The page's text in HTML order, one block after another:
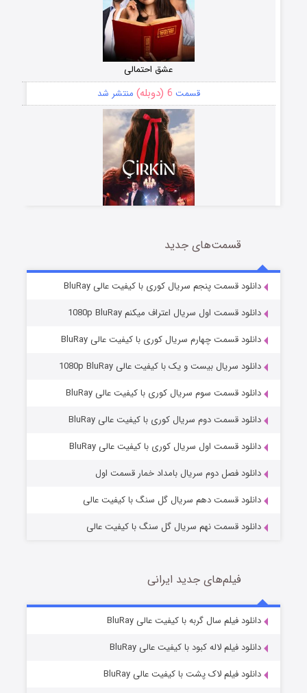
عشق احتمالی
قسمت 6 (دوبله) منتشر شد
سریال زشت
قسمت5 (زیرنویس) منتشر شد
وستی ها
قسمت1 (زیرنویس) منتشر شد
قسمت6 (زیرنویس) منتشر شد
قسمت‌های جدید
دانلود قسمت پنجم سریال کوری با کیفیت عالی BluRay
دانلود قسمت اول سریال اعتراف میکنم 1080p BluRay
دانلود قسمت چهارم سریال کوری با کیفیت عالی BluRay
دانلود سریال بیست و یک با کیفیت عالی 1080p BluRay
دانلود قسمت سوم سریال کوری با کیفیت عالی BluRay
دانلود قسمت دوم سریال کوری با کیفیت عالی BluRay
دانلود قسمت اول سریال کوری با کیفیت عالی BluRay
دانلود فصل دوم سریال بامداد خمار قسمت اول
دانلود قسمت دهم سریال گل سنگ با کیفیت عالی
دانلود قسمت نهم سریال گل سنگ با کیفیت عالی
فیلم‌های جدید ایرانی
دانلود فیلم سال گربه با کیفیت عالی BluRay
دانلود فیلم لاله کبود با کیفیت عالی BluRay
دانلود فیلم لاک پشت با کیفیت عالی BluRay